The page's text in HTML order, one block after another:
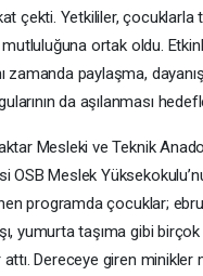
çekti. Yetkililer, çocuklarla
ortak oldu.
zamanda paylaşma,
da aşılanması
Mesleki ve Teknik
OSB Meslek
programda çocuklar;
yumurta taşıma gibi
Dereceye giren minikler